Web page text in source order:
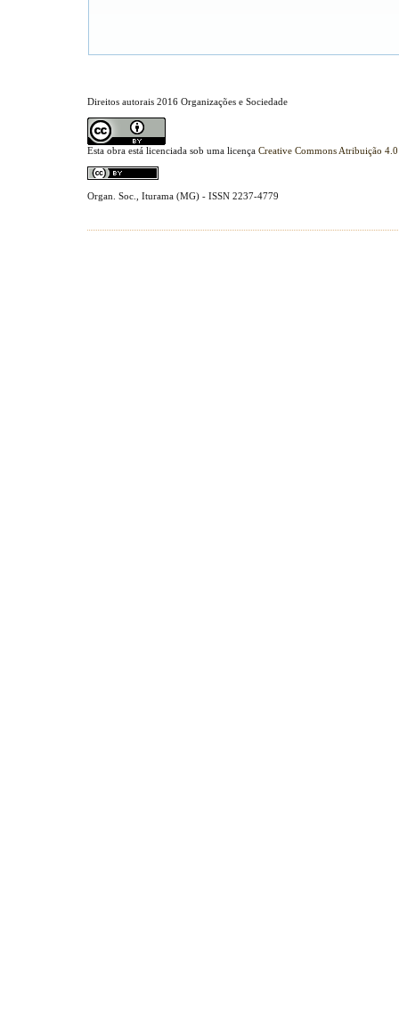
Direitos autorais 2016 Organizações e Sociedade
Esta obra está licenciada sob uma licença Creative Commons Atribuição
Organ. Soc., Iturama (MG) - ISSN 2237-4779